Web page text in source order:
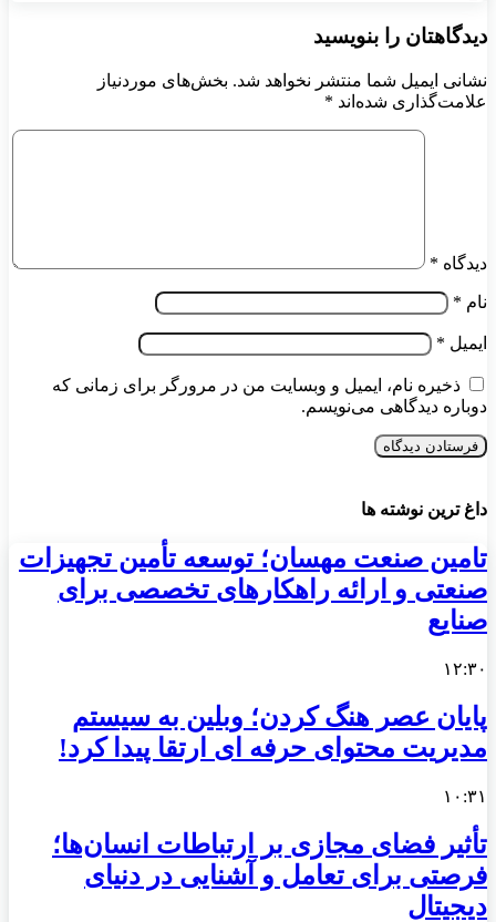
دیدگاهتان را بنویسید
نشانی ایمیل شما منتشر نخواهد شد. بخش‌های موردنیاز
علامت‌گذاری شده‌اند *
دیدگاه *
نام *
ایمیل *
ذخیره نام، ایمیل و وبسایت من در مرورگر برای زمانی که
دوباره دیدگاهی می‌نویسم.
داغ ترین نوشته ها
تامین صنعت مهسان؛ توسعه تأمین تجهیزات
صنعتی و ارائه راهکارهای تخصصی برای
صنایع
۱۲:۳۰
پایان عصر هنگ کردن؛ وبلین به سیستم
مدیریت محتوای حرفه ای ارتقا پیدا کرد!
۱۰:۳۱
تأثیر فضای مجازی بر ارتباطات انسان‌ها؛
فرصتی برای تعامل و آشنایی در دنیای
دیجیتال